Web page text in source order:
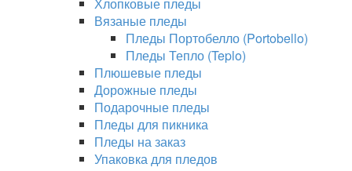
Вязаные пледы
Пледы Портобелло (Portobello)
Пледы Тепло (Teplo)
Плюшевые пледы
Дорожные пледы
Подарочные пледы
Пледы для пикника
Пледы на заказ
Упаковка для пледов